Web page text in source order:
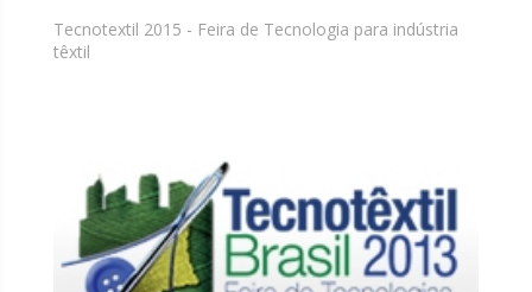
Tecnotextil 2015 - Feira de Tecnologia para indústria
têxtil